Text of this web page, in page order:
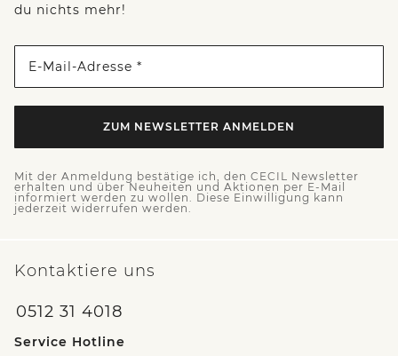
du nichts mehr!
E-Mail-Adresse *
ZUM NEWSLETTER ANMELDEN
Mit der Anmeldung bestätige ich, den CECIL Newsletter
erhalten und über Neuheiten und Aktionen per E-Mail
informiert werden zu wollen. Diese Einwilligung kann
jederzeit widerrufen werden.
Kontaktiere uns
0512 31 4018
Service Hotline